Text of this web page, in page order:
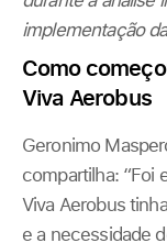
implementação
Como
Viva Aerobus
Geronimo
compartilha: “Foi
Viva Aerobus
e a necessidade